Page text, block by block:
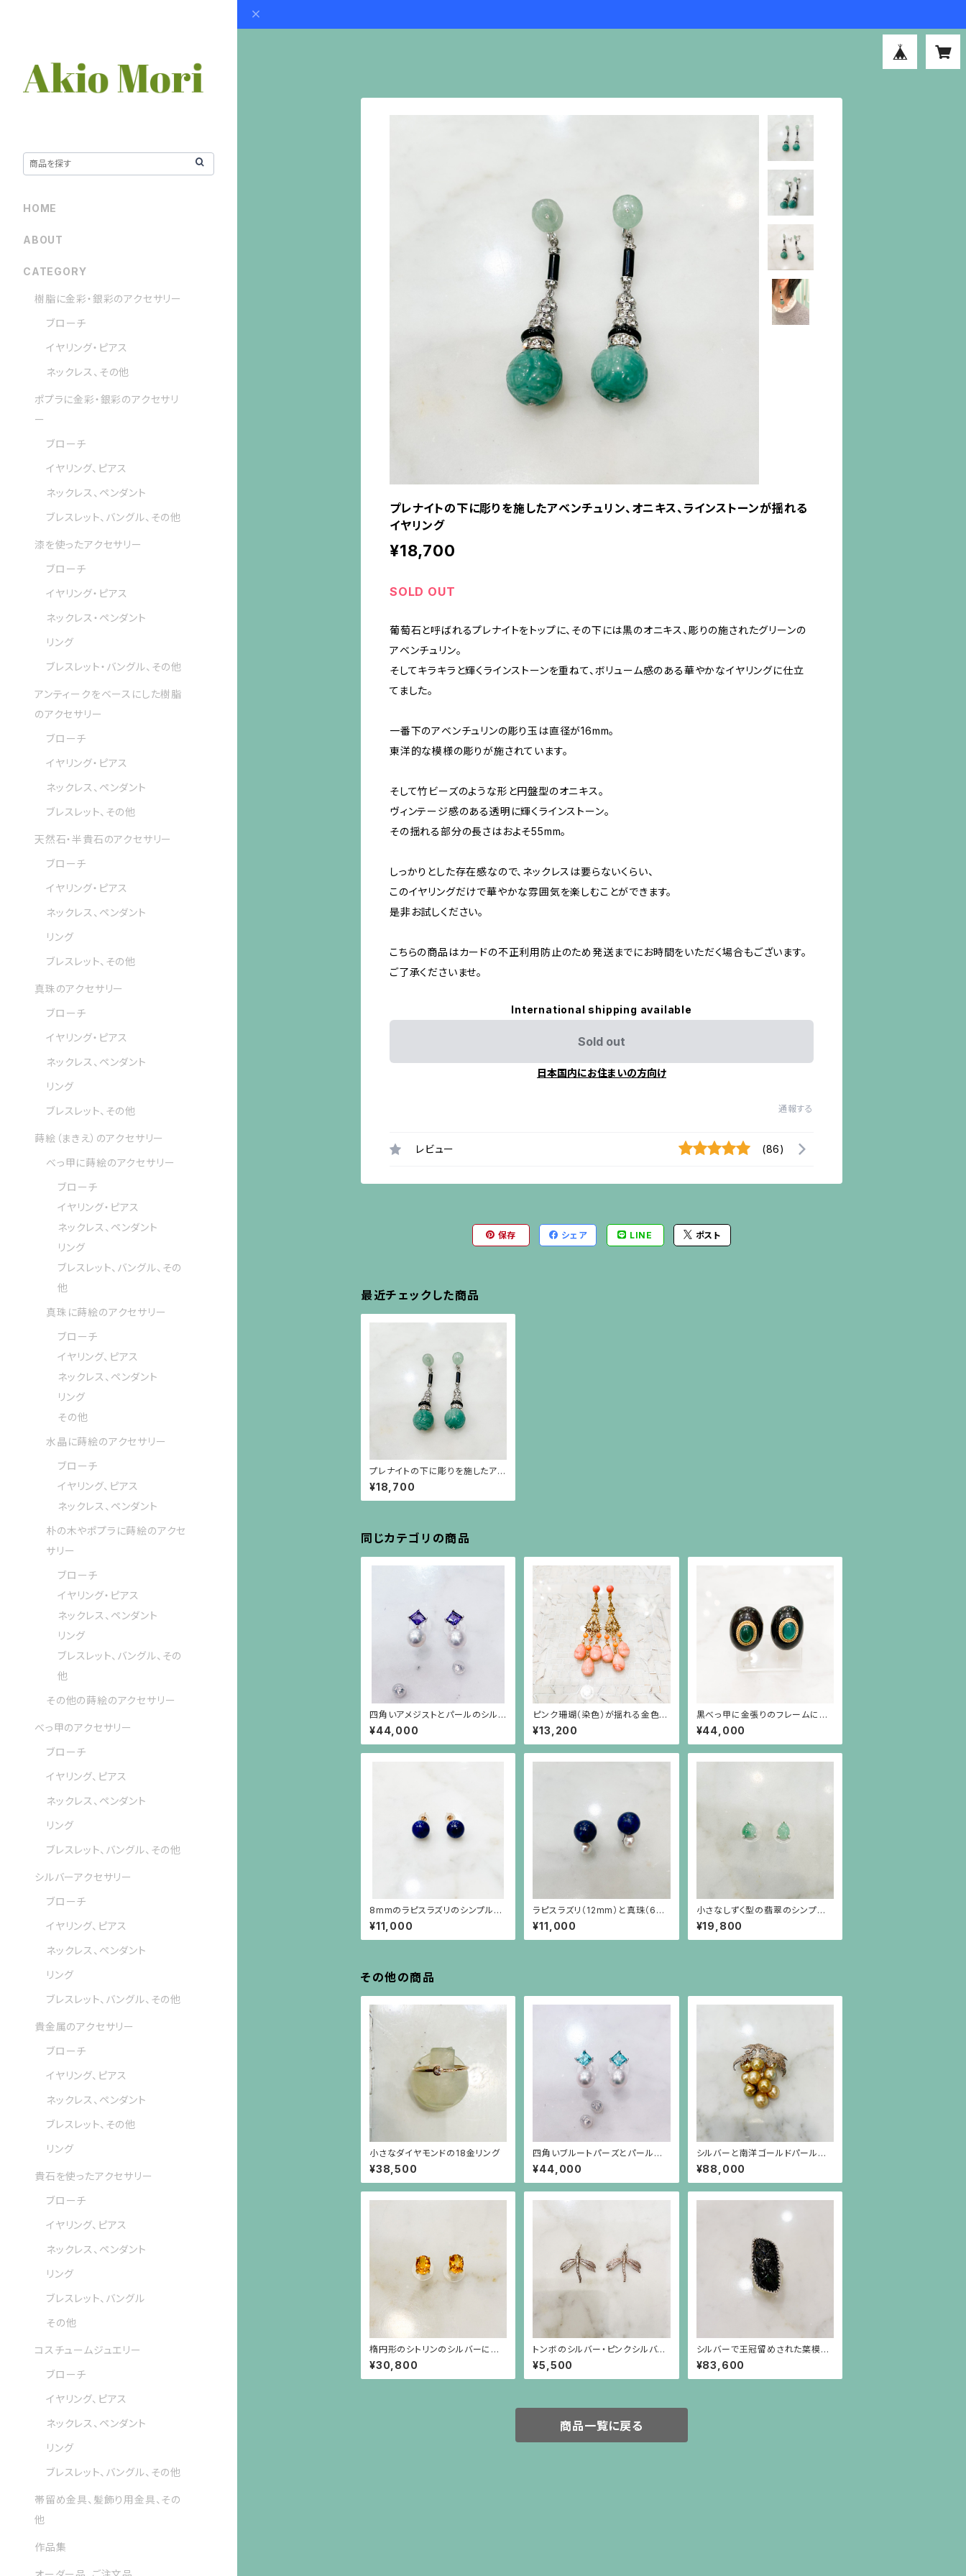
プレナイトの下に彫りを施したアベンチュリン、オニキス、ラインストーンが揺れる
イヤリング
¥18,700
SOLD OUT
葡萄石と呼ばれるプレナイトをトップに、その下には黒のオニキス、彫りの施されたグリーンの
アベンチュリン。
そしてキラキラと輝くラインストーンを重ねて、ボリューム感のある華やかなイヤリングに仕立
てました。
一番下のアベンチュリンの彫り玉は直径が16mm。
東洋的な模様の彫りが施されています。
そして竹ビーズのような形と円盤型のオニキス。
ヴィンテージ感のある透明に輝くラインストーン。
その揺れる部分の長さはおよそ55mm。
しっかりとした存在感なので、ネックレスは要らないくらい、
このイヤリングだけで華やかな雰囲気を楽しむことができます。
是非お試しください。
こちらの商品はカードの不正利用防止のため発送までにお時間をいただく場合もございます。
ご了承くださいませ。
International shipping available
Sold out
日本国内にお住まいの方向け
通報する
レビュー (86)
保存 シェア LINE ポスト
最近チェックした商品
プレナイトの下に彫りを施したアベ
ンチュリン、オニキス、ラインストー
ンが揺れるイヤリング
¥18,700
同じカテゴリの商品
四角いアメジストとパールのシルバ
ー枠のピアス(シルバーポスト）
¥44,000
ピンク珊瑚（染色）が揺れる金色の
オリエンタルなイヤリング
¥13,200
黒べっ甲に金張りのフレームにグ
リーン瑪瑙のイヤリング
¥44,000
8mmのラピスラズリのシンプルな
ピアス（10金ポスト）
¥11,000
ラピスラズリ（12mm）と真珠（6m
mアップ）を重ねたようなデザイン
のイヤリング
¥11,000
小さなしずく型の翡翠のシンプル
なシルバー枠のピアス（シルバーポ
スト）
¥19,800
その他の商品
小さなダイヤモンドの18金リング
¥38,500
四角いブルートパーズとパールの
シルバー枠のピアス(シルバーポス
ト）
¥44,000
シルバーと南洋ゴールドパールの
葡萄のブローチ（小）
¥88,000
楕円形のシトリンのシルバーにゴ
ールドプレーティングのシンプルな
枠のピアス
¥30,800
トンボのシルバー・ピンクシルバー
チャーム
¥5,500
シルバーで王冠留めされた葉模様
の彫りのトルマリン（17.45ct）のリ
ング
¥83,600
商品一覧に戻る
HOME
ABOUT
CATEGORY
樹脂に金彩・銀彩のアクセサリー
ブローチ
イヤリング・ピアス
ネックレス、その他
ポプラに金彩・銀彩のアクセサリ
ー
ブローチ
イヤリング、ピアス
ネックレス、ペンダント
ブレスレット、バングル、その他
漆を使ったアクセサリー
ブローチ
イヤリング・ピアス
ネックレス・ペンダント
リング
ブレスレット・バングル、その他
アンティークをベースにした樹脂
のアクセサリー
ブローチ
イヤリング・ピアス
ネックレス、ペンダント
ブレスレット、その他
天然石・半貴石のアクセサリー
ブローチ
イヤリング・ピアス
ネックレス、ペンダント
リング
ブレスレット、その他
真珠のアクセサリー
ブローチ
イヤリング・ピアス
ネックレス、ペンダント
リング
ブレスレット、その他
蒔絵（まきえ）のアクセサリー
べっ甲に蒔絵のアクセサリー
ブローチ
イヤリング・ピアス
ネックレス、ペンダント
リング
ブレスレット、バングル、その
他
真珠に蒔絵のアクセサリー
ブローチ
イヤリング、ピアス
ネックレス、ペンダント
リング
その他
水晶に蒔絵のアクセサリー
ブローチ
イヤリング、ピアス
ネックレス、ペンダント
朴の木やポプラに蒔絵のアクセ
サリー
ブローチ
イヤリング・ピアス
ネックレス、ペンダント
リング
ブレスレット、バングル、その
他
その他の蒔絵のアクセサリー
べっ甲のアクセサリー
ブローチ
イヤリング、ピアス
ネックレス、ペンダント
リング
ブレスレット、バングル、その他
シルバーアクセサリー
ブローチ
イヤリング、ピアス
ネックレス、ペンダント
リング
ブレスレット、バングル、その他
貴金属のアクセサリー
ブローチ
イヤリング、ピアス
ネックレス、ペンダント
ブレスレット、その他
リング
貴石を使ったアクセサリー
ブローチ
イヤリング、ピアス
ネックレス、ペンダント
リング
ブレスレット、バングル
その他
コスチュームジュエリー
ブローチ
イヤリング、ピアス
ネックレス、ペンダント
リング
ブレスレット、バングル、その他
帯留め金具、髪飾り用金具、その
他
作品集